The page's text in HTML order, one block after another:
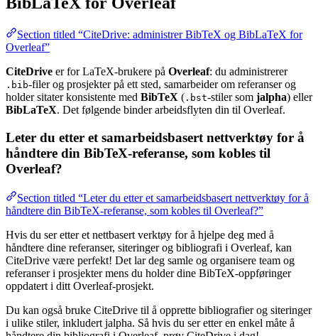
Section titled “CiteDrive: administrer BibTeX og BibLaTeX for
Overleaf”
CiteDrive er for LaTeX-brukere på Overleaf: du administrerer
.bib-filer og prosjekter på ett sted, samarbeider om referanser og
holder sitater konsistente med BibTeX ( .bst-stiler som jalpha) eller
BibLaTeX. Det følgende binder arbeidsflyten din til Overleaf.
Leter du etter et samarbeidsbasert nettverktøy for å
håndtere din BibTeX-referanse, som kobles til
Overleaf?
Section titled “Leter du etter et samarbeidsbasert nettverktøy for å
håndtere din BibTeX-referanse, som kobles til Overleaf?”
Hvis du ser etter et nettbasert verktøy for å hjelpe deg med å
håndtere dine referanser, siteringer og bibliografi i Overleaf, kan
CiteDrive være perfekt! Det lar deg samle og organisere team og
referanser i prosjekter mens du holder dine BibTeX-oppføringer
oppdatert i ditt Overleaf-prosjekt.
Du kan også bruke CiteDrive til å opprette bibliografier og siteringer
i ulike stiler, inkludert jalpha. Så hvis du ser etter en enkel måte å